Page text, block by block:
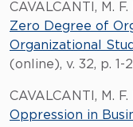
CAVALCANTI, M. F.
Zero Degree of
Organizational
(online), v. 32, p. 1-
CAVALCANTI, M. F.
Oppression in